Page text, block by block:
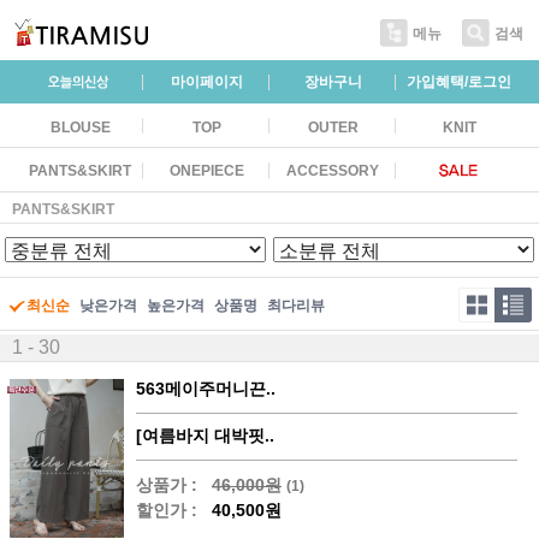
메뉴 검색
마이페이지 장바구니 가입혜택/로그인
BLOUSE TOP OUTER KNIT
PANTS&SKIRT ONEPIECE ACCESSORY
PANTS&SKIRT
최신순 낮은가격 높은가격 상품명 최다리뷰
1 - 30
563메이주머니끈..
[여름바지 대박핏..
상품가 : 46,000원 (1)
할인가 : 40,500원